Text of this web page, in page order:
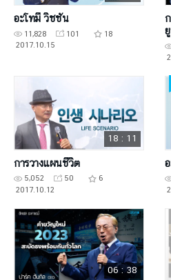
อะโทมี่ วิชชั่น
11,828 101
18
2017.10.15
18 : 11
การวางแผนชีวิต
5,052 50
6
2017.10.12
06 : 38